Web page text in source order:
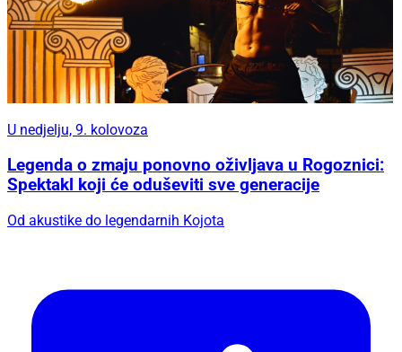
U nedjelju, 9. kolovoza
Legenda o zmaju ponovno oživljava u Rogoznici:
Spektakl koji će oduševiti sve generacije
Od akustike do legendarnih Kojota